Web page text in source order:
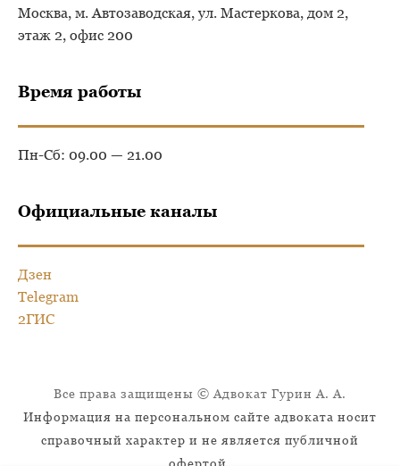
Москва, м. Автозаводская, ул. Мастеркова, дом 2,
этаж 2, офис 200
Время работы
Пн-Сб: 09.00 — 21.00
Официальные каналы
Дзен
Telegram
2ГИС
Все права защищены © Адвокат Гурин А. А.
Информация на персональном сайте адвоката носит
справочный характер и не является публичной
офертой.